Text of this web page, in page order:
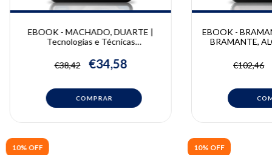
10% OFF
EBOOK - MACHADO, DUARTE |
Tecnologias e Técnicas
Eduardo de Lima Machado
€38,42 €34,58
10% OFF
EBOOK -
BRAMANTE,
Ricardo
Bramante,
€102,46